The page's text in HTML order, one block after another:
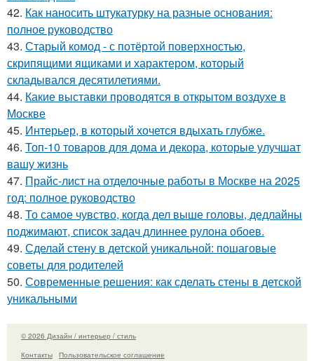
42. Как наносить штукатурку на разные основания:
полное руководство
43. Старый комод - с потёртой поверхностью,
скрипящими ящиками и характером, который
складывался десятилетиями.
44. Какие выставки проводятся в открытом воздухе в
Москве
45. Интерьер, в который хочется вдыхать глубже.
46. Топ-10 товаров для дома и декора, которые улучшат
вашу жизнь
47. Прайс-лист на отделочные работы в Москве на 2025
год: полное руководство
48. То самое чувство, когда дел выше головы, дедлайны
поджимают, список задач длиннее рулона обоев.
49. Сделай стену в детской уникальной: пошаговые
советы для родителей
50. Современные решения: как сделать стены в детской
уникальными
© 2026 Дизайн / интерьер / стиль
Контакты
Пользовательское соглашение